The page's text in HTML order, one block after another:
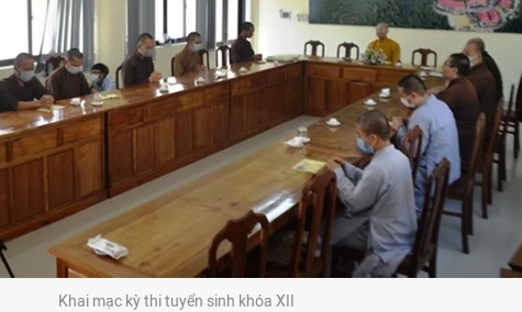
Khai mạc kỳ thi tuyển sinh khóa XII